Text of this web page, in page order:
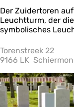
o
o
g
S
ü
d
u
r
Der Zuidertoren
Leuchtturm, der
symbolisches
Torenstreek 22
9166 LK